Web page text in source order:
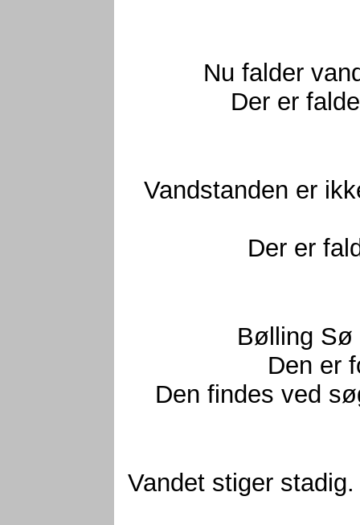
Nu falder
Der er
Vandstanden er
Der er
Bølling
Den er
Den findes ved
Vandet stiger